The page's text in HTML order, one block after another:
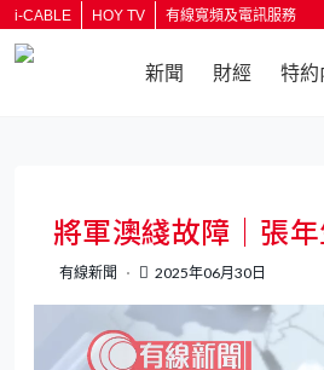
i-CABLE HOY TV 有線寬頻及電訊服務
新聞 財經 特約
將軍澳綫故障｜張
有線新聞 2025年06月30日